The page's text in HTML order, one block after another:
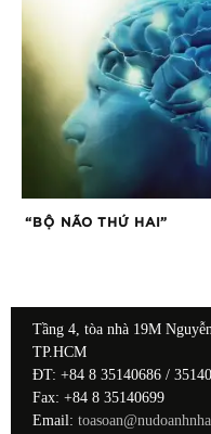
“BỘ NÃO THỨ HAI”
Tầng 4, tòa nhà 19M
TP.HCM
ĐT: +84 8 35140686 /
Fax: +84 8 35140699
Email: